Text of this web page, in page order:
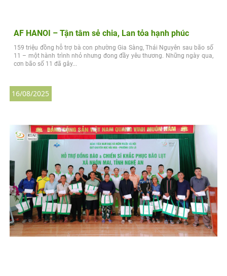
AF HANOI – Tận tâm sẻ chia, Lan tỏa hạnh phúc
159 triệu đồng hỗ trợ bà con phường Gia Sàng, Thái Nguyên sau bão số
11 – một hành trình nhỏ nhưng đong đầy yêu thương. Những ngày qua,
cơn bão số 11 đã gây...
16/08/2025